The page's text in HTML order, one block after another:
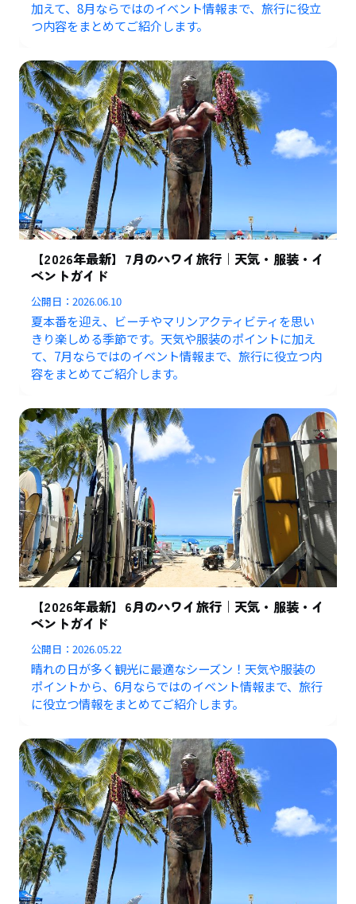
加えて、8月ならではのイベント情報まで、旅行に役立
つ内容をまとめてご紹介します。
【2026年最新】7月のハワイ旅行｜天気・服装・イ
ベントガイド
公開日：2026.06.10
夏本番を迎え、ビーチやマリンアクティビティを思い
きり楽しめる季節です。天気や服装のポイントに加え
て、7月ならではのイベント情報まで、旅行に役立つ内
容をまとめてご紹介します。
【2026年最新】6月のハワイ旅行｜天気・服装・イ
ベントガイド
公開日：2026.05.22
晴れの日が多く観光に最適なシーズン！天気や服装の
ポイントから、6月ならではのイベント情報まで、旅行
に役立つ情報をまとめてご紹介します。